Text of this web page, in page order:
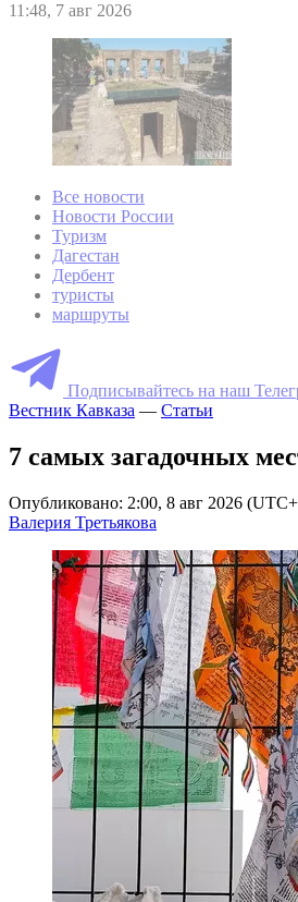
11:48, 7 авг 2026
Все новости
Новости России
Туризм
Дагестан
Дербент
туристы
маршруты
Подписывайтесь на наш
Вестник Кавказа — Статьи
7 самых загадочных
Опубликовано: 2:00, 8 авг 2026
Валерия Третьякова